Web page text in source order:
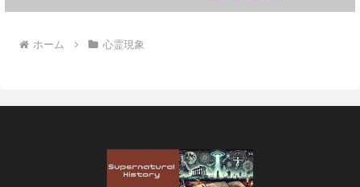
ホーム 心霊現象